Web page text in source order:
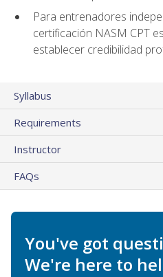
Para entrenadores
certificación NASM CPT
establecer credibilidad
Syllabus
Requirements
Instructor
FAQs
You've got
We're here to